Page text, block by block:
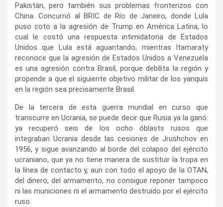
Pakistán, pero también sus problemas fronterizos con
China. Concurrió al BRIC de Río de Janeiro, donde Lula
puso coto a la agresión de Trump en América Latina, lo
cual le costó una respuesta intimidatoria de Estados
Unidos que Lula está aguantando, mientras Itamaraty
reconoce que la agresión de Estados Unidos a Venezuela
es una agresión contra Brasil, porque debilita la región y
propende a que el siguiente objetivo militar de los yanquis
en la región sea precisamente Brasil.
De la tercera de esta guerra mundial en curso que
transcurre en Ucrania, se puede decir que Rusia ya la ganó:
ya recuperó seis de los ocho óblasts rusos que
integraban Ucrania desde las cesiones de Jrushchov en
1956, y sigue avanzando al borde del colapso del ejército
ucraniano, que ya no tiene manera de sustituir la tropa en
la línea de contacto y, aun con todo el apoyo de la OTAN,
del dinero, del armamento, no consigue reponer tampoco
ni las municiones ni el armamento destruido por el ejército
ruso.